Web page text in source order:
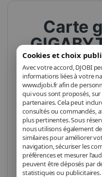
Cookies et choix
Avec votre accord, DJOBI
informations liées à votre
www.djobi.fr afin de
qui vous sont proposés,
partenaires. Cela peut
consultés ou commandés,
plus pertinentes. Sous
nous utilisons également
similaires pour améliorer
navigation, sécuriser les
préférences et mesurer
peuvent être déposés par
statistiques ou
Carte
Go
pour le
LaGIGABYTE